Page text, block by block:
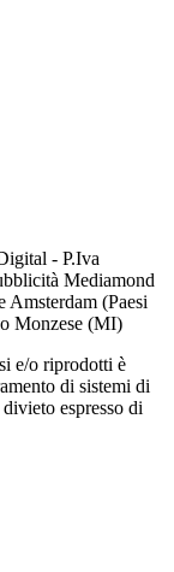
- P.Iva
Mediamond
(Paesi
Monzese (MI)
e/o riprodotti è
di sistemi di
espresso di